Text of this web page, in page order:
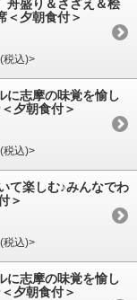
舟盛り＆さざえ＆桧
＜夕朝食付＞
税込)>
に志摩の味覚を愉し
夕朝食付＞
税込)>
て楽しむ♪みんなでわ
＞
税込)>
に志摩の味覚を愉し
夕朝食付＞